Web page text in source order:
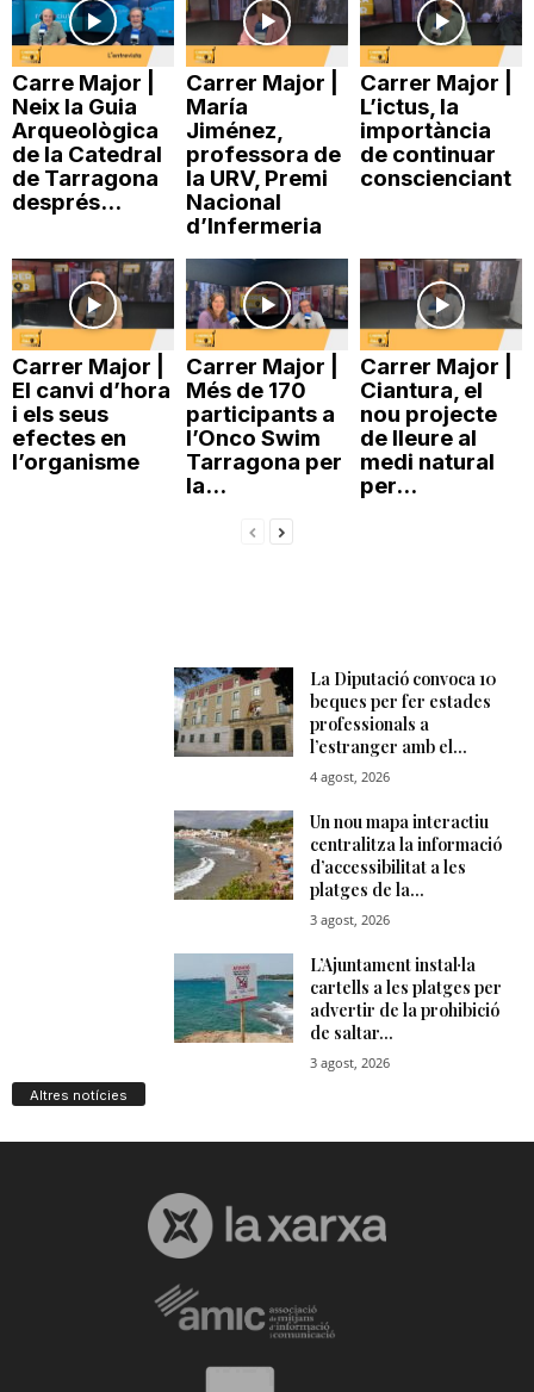
Carre Major |
Neix la Guia
Arqueològica
de la Catedral
de Tarragona
després...
Carrer Major |
María
Jiménez,
professora de
la URV, Premi
Nacional
d’Infermeria
Carrer Major |
L’ictus, la
importància
de continuar
conscienciant
Carrer Major |
El canvi d’hora
i els seus
efectes en
l’organisme
Carrer Major |
Més de 170
participants a
l’Onco Swim
Tarragona per
la...
Carrer Major |
Ciantura, el
nou projecte
de lleure al
medi natural
per...
Altres notícies